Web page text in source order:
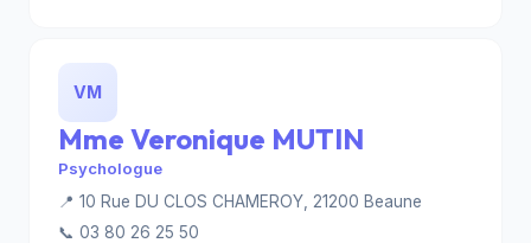
VM
Mme Veronique MUTIN
Psychologue
📍 10 Rue DU CLOS CHAMEROY, 21200 Beaune
📞 03 80 26 25 50